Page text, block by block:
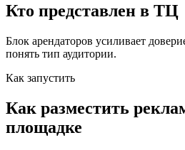
Кто представлен в ТЦ
Блок арендаторов усиливает
понять тип аудитории.
Как запустить
Как разместить
площадке